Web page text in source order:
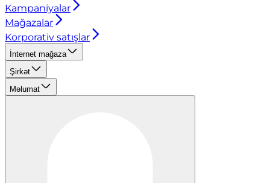
Kampaniyalar
Mağazalar
Korporativ satışlar
İnternet mağaza
Şirkət
Məlumat